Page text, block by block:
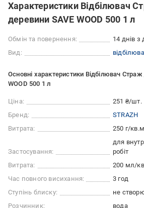
Характеристики Відбілювач
деревини SAVE WOOD 500 1 л
Обмін та повернення:
14 днів з
Вид:
Основні характеристики Відбілювач
WOOD 500 1 л
Ціна:
251 ₴/шт.
Бренд:
STRAZH
Витрата:
250 г/кв.м
Застосування:
для
робіт
Витрата:
200 мл/
Час повного висихання:
3 год
Ступінь блиску:
не
Розчинник:
вода